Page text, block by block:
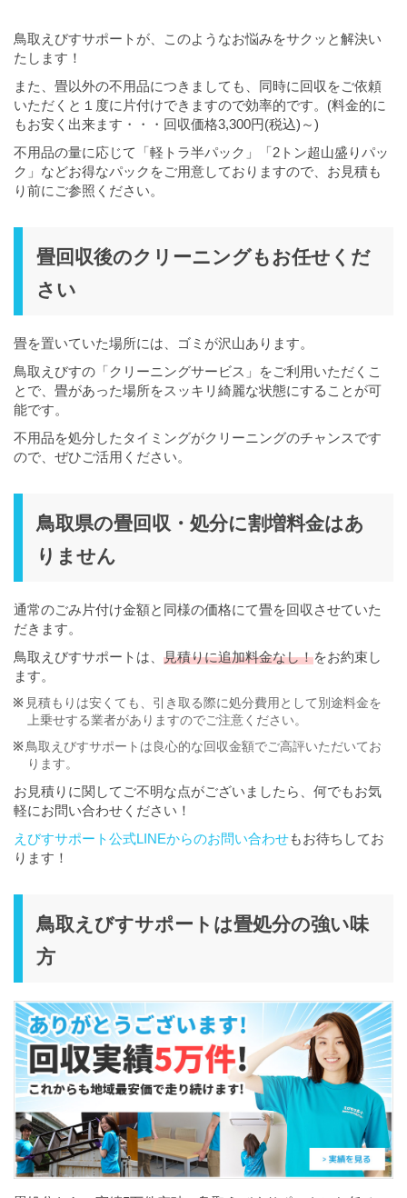
鳥取えびすサポートが、このようなお悩みをサクッと解決い
たします！
また、畳以外の不用品につきましても、同時に回収をご依頼
いただくと１度に片付けできますので効率的です。(料金的に
もお安く出来ます・・・回収価格3,300円(税込)～)
不用品の量に応じて「軽トラ半パック」「2トン超山盛りパッ
ク」などお得なパックをご用意しておりますので、お見積も
り前にご参照ください。
畳回収後のクリーニングもお任せくだ
さい
畳を置いていた場所には、ゴミが沢山あります。
鳥取えびすの「クリーニングサービス」をご利用いただくこ
とで、畳があった場所をスッキリ綺麗な状態にすることが可
能です。
不用品を処分したタイミングがクリーニングのチャンスです
ので、ぜひご活用ください。
鳥取県の畳回収・処分に割増料金はあ
りません
通常のごみ片付け金額と同様の価格にて畳を回収させていた
だきます。
鳥取えびすサポートは、 見積りに追加料金なし！をお約束し
ます。
見積もりは安くても、引き取る際に処分費用として別途料金を
上乗せする業者がありますのでご注意ください。
鳥取えびすサポートは良心的な回収金額でご高評いただいてお
ります。
お見積りに関してご不明な点がございましたら、何でもお気
軽にお問い合わせください！
えびすサポート公式LINEからのお問い合わせもお待ちしてお
ります！
鳥取えびすサポートは畳処分の強い味
方